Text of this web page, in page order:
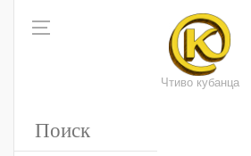
Чтиво кубанца